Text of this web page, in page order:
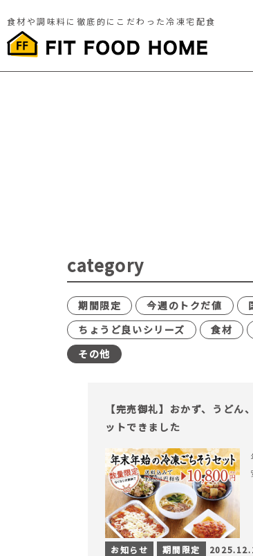
食材や調味料に徹底的にこだわった冷凍宅配食
category
期間限定 今週のトクだ値
ちょうど良いシリーズ
食材
その他
【完売御礼】おかず、うど
ットできました
お知らせ 期間限定